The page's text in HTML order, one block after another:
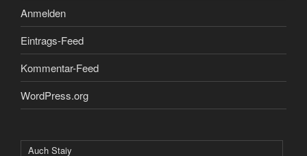
Anmelden
Eintrags-Feed
Kommentar-Feed
WordPress.org
Auch Staiy